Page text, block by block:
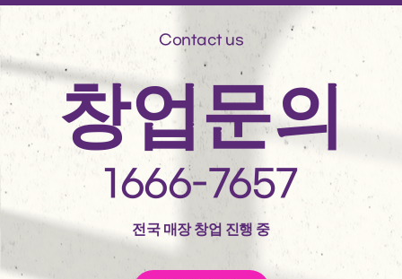
Contact us
창업문의
1666-7657
전국 매장 창업 진행 중